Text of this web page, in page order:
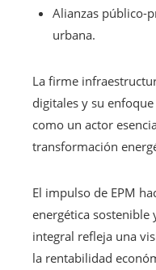
Alianzas público-
urbana.
La firme
digitales y su
como un actor
transformación
El impulso de EPM
energética
integral refleja una
la rentabilidad